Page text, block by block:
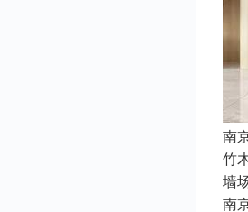
南
竹
墙
南